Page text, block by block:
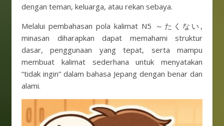
dengan teman, keluarga, atau rekan sebaya.
Melalui pembahasan pola kalimat N5 ～たくない,
minasan diharapkan dapat memahami struktur
dasar, penggunaan yang tepat, serta mampu
membuat kalimat sederhana untuk menyatakan
“tidak ingin” dalam bahasa Jepang dengan benar dan
alami.